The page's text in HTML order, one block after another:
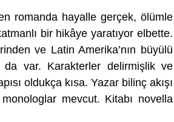
romanda hayalle gerçek, ölümle
bir hikâye yaratıyor elbette.
ve Latin Amerika’nın büyülü
da var. Karakterler delirmişlik ve
oldukça kısa. Yazar bilinç akışı
mevcut. Kitabı novella